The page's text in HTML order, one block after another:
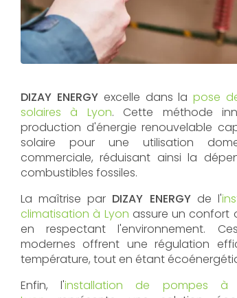
DIZAY ENERGYexcelle dans lapose
solaires à Lyon. Cette méthode
production d'énergie renouvelable
solaire pour une utilisation
commerciale, réduisant ainsi la
combustibles fossiles.
La maîtrise par DIZAY ENERGYde l'
climatisation à Lyon assure un confort
en respectant l'environnement.
modernes offrent une régulation
température, tout en étant
Enfin, l'installation de pompes à